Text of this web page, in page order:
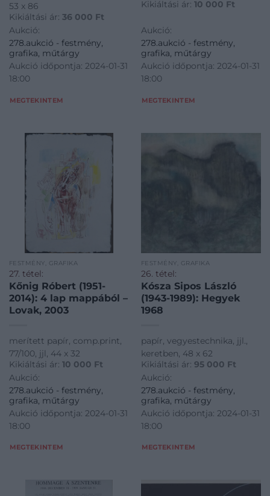
53 x 86
Kikiáltási ár: 36 000 Ft
Aukció:
278.aukció - festmény,
grafika, műtárgy
Aukció időpontja: 2024-01-31
18:00
MEGTEKINTEM
Kikiáltási ár: 10 000 Ft
Aukció:
278.aukció - festmény,
grafika, műtárgy
Aukció időpontja: 2024-01-31
18:00
MEGTEKINTEM
FESTMÉNY, GRAFIKA
27. tétel:
Kőnig Róbert (1951-
2014): 4 lap mappából –
Lovak, 2003
merített papír, comp.print,
77/100, jjl, 44 x 32
Kikiáltási ár: 10 000 Ft
Aukció:
278.aukció - festmény,
grafika, műtárgy
Aukció időpontja: 2024-01-31
18:00
MEGTEKINTEM
FESTMÉNY, GRAFIKA
26. tétel:
Kósza Sipos László
(1943-1989): Hegyek
1968
papír, vegyestechnika, jjl.,
keretben, 48 x 62
Kikiáltási ár: 95 000 Ft
Aukció:
278.aukció - festmény,
grafika, műtárgy
Aukció időpontja: 2024-01-31
18:00
MEGTEKINTEM